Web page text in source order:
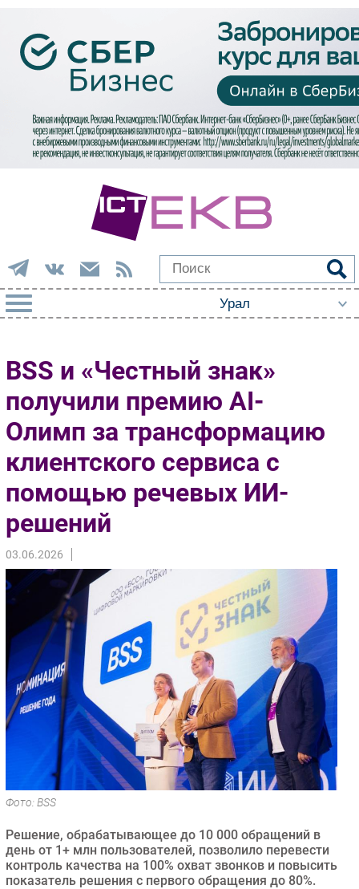
Импорто­замещение
Автоматизация Промышленности
Интернет
Фиксированная связь
Интеграция
Рынок ПК
Торговые сети
Оборудование
Outsourcing
Кадры
Регулирование
Финансы
Безопасность
Инновации
CIO/Управление ИТ
Гаджеты
Здоровье
РАЗДЕЛЫ
BSS и «Честный знак»
получили премию AI-
Олимп за трансформацию
клиентского сервиса с
помощью речевых ИИ-
решений
03.06.2026
Фото: BSS
Решение, обрабатывающее до 10 000 обращений в
день от 1+ млн пользователей, позволило перевести
контроль качества на 100% охват звонков и повысить
показатель решения с первого обращения до 80%.